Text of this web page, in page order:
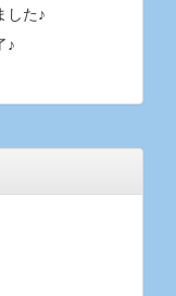
した♪
♪